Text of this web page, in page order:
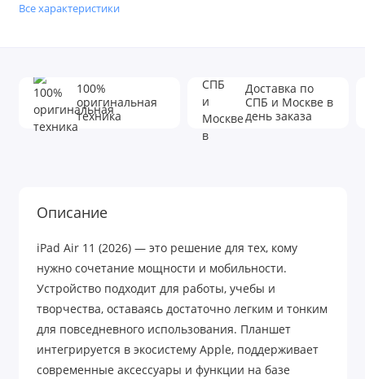
Все характеристики
100%
оригинальная
техника
Доставка по
СПБ и Москве в
день заказа
Описание
iPad Air 11 (2026) — это решение для тех, кому
нужно сочетание мощности и мобильности.
Устройство подходит для работы, учебы и
творчества, оставаясь достаточно легким и тонким
для повседневного использования. Планшет
интегрируется в экосистему Apple, поддерживает
современные аксессуары и функции на базе